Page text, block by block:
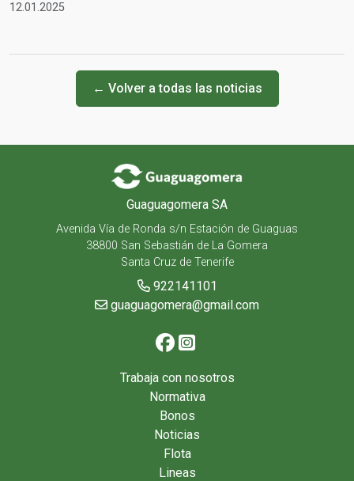
12.01.2025
← Volver a todas las noticias
Guaguagomera SA
Avenida Vía de Ronda s/n Estación de Guaguas
38800 San Sebastián de La Gomera
Santa Cruz de Tenerife
922141101
guaguagomera@gmail.com
Trabaja con nosotros
Normativa
Bonos
Noticias
Flota
Lineas